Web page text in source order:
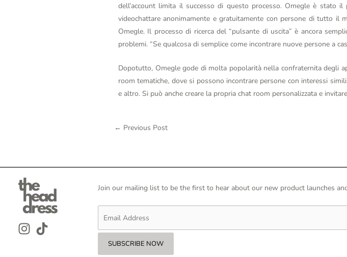
dell’account limita il successo di questo processo. Omegle è stato
videochattare anonimamente e gratuitamente con persone di tutto il
Omegle. Il processo di ricerca del “pulsante di uscita” è ancora
problemi. “Se qualcosa di semplice come incontrare nuove persone a
Dopotutto, Omegle gode di molta popolarità nella confraternita degli
room tematiche, dove si possono incontrare persone con interessi
e altro. Si può anche creare la propria chat room personalizzata e
← Previous Post
Join our mailing list to be the first to hear about our new product launches